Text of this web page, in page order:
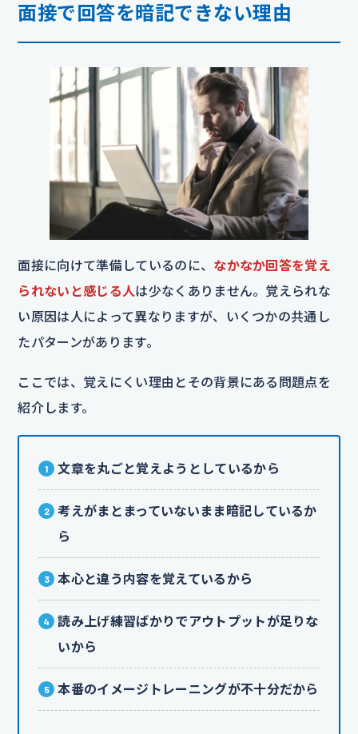
面接で回答を暗記できない理由
面接に向けて準備しているのに、 なかなか回答を覚え
られないと感じる人 は少なくありません。覚えられな
い原因は人によって異なりますが、いくつかの共通し
たパターンがあります。
ここでは、覚えにくい理由とその背景にある問題点を
紹介します。
文章を丸ごと覚えようとしているから
考えがまとまっていないまま暗記しているか
ら
本心と違う内容を覚えているから
読み上げ練習ばかりでアウトプットが足りな
いから
本番のイメージトレーニングが不十分だから